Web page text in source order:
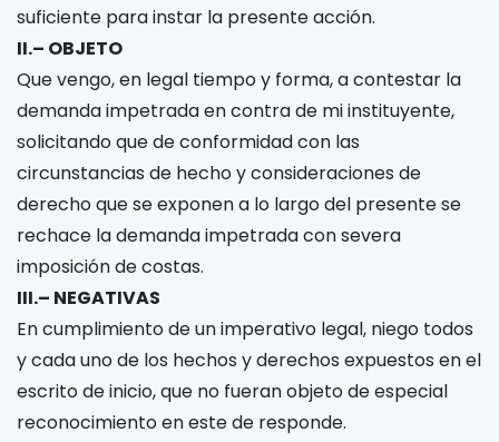
suficiente para instar la presente acción.
II.– OBJETO
Que vengo, en legal tiempo y forma, a contestar la
demanda impetrada en contra de mi instituyente,
solicitando que de conformidad con las
circunstancias de hecho y consideraciones de
derecho que se exponen a lo largo del presente se
rechace la demanda impetrada con severa
imposición de costas.
III.– NEGATIVAS
En cumplimiento de un imperativo legal, niego todos
y cada uno de los hechos y derechos expuestos en el
escrito de inicio, que no fueran objeto de especial
reconocimiento en este de responde.